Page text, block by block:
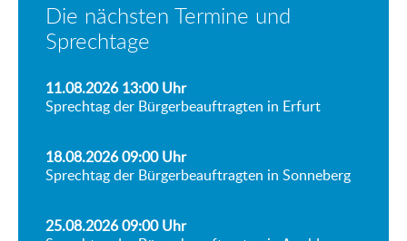
Die nächsten Termine und
Sprechtage
11.08.2026 13:00Uhr
Sprechtag der Bürgerbeauftragten in Erfurt
18.08.2026 09:00Uhr
Sprechtag der Bürgerbeauftragten in Sonneberg
25.08.2026 09:00Uhr